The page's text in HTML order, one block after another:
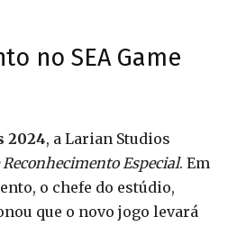
no SEA Game
2024, a Larian Studios
Especial. Em
o chefe do estúdio,
que o novo jogo levará